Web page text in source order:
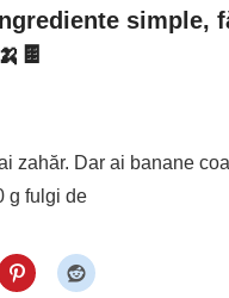
simple,
zahăr. Dar ai banane
g fulgi de